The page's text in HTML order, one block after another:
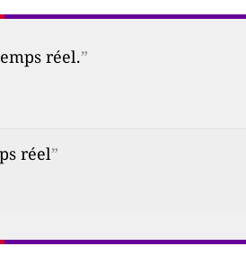
réel.”
réel”